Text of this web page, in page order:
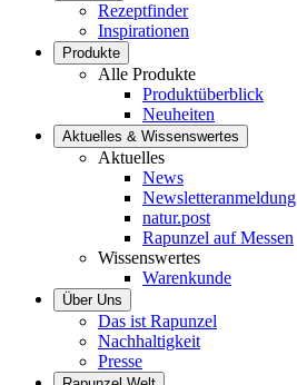
Rezeptfinder
Inspirationen
Produkte
Alle Produkte
Produktüberblick
Neuheiten
Aktuelles & Wissenswertes
Aktuelles
News
Newsletteranmeldung
natur.post
Rapunzel auf Messen
Wissenswertes
Warenkunde
Über Uns
Das ist Rapunzel
Nachhaltigkeit
Presse